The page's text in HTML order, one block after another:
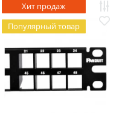
Хит продаж
Популярный товар